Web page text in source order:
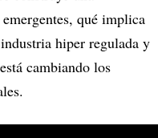
qué implica
hiper regulada y
está cambiando los